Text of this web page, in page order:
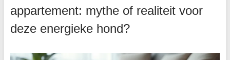
appartement: mythe of realiteit voor
deze energieke hond?